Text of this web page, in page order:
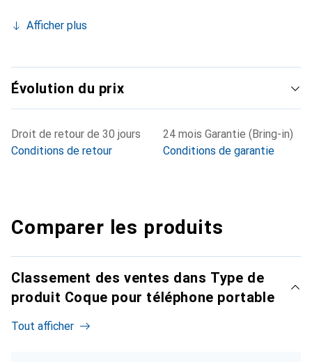
Afficher plus
Évolution du prix
Droit de retour de 30 jours
Conditions de retour
24 mois Garantie (Bring-in)
Conditions de garantie
Comparer les produits
Classement des ventes dans Type de
produit Coque pour téléphone portable
Tout afficher